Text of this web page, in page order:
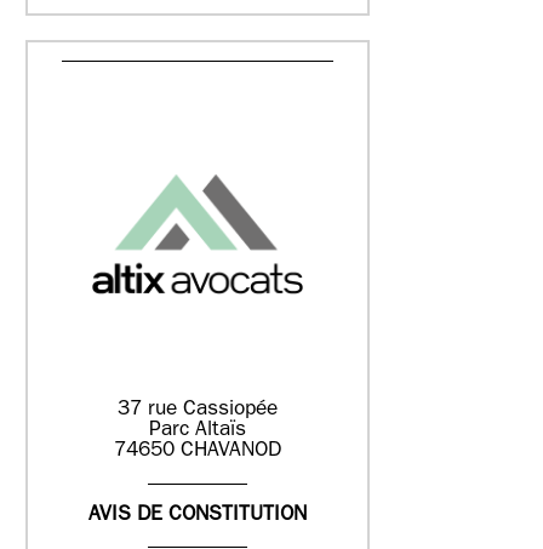
37 rue Cassiopée
Parc Altaïs
74650 CHAVANOD
AVIS DE CONSTITUTION